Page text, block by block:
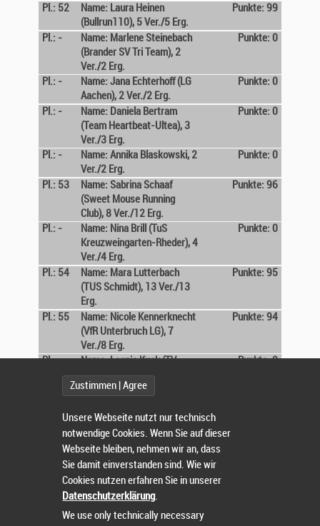
Pl.: 52
Name: Laura Heinen
(Bullrun110), 5 Ver./5 Erg.
Punkte: 99
Pl.: -
Name: Marlene Steinebach
(Brander SV Tri Team), 2
Ver./2 Erg.
Punkte: 0
Pl.: -
Name: Jana Echterhoff (LG
Aachen), 2 Ver./2 Erg.
Punkte: 0
Pl.: -
Name: Daniela Bertram
(Team Heartbeat-Ultea), 3
Ver./3 Erg.
Punkte: 0
Pl.: -
Name: Annika Blaskowski, 2
Ver./2 Erg.
Punkte: 0
Pl.: 53
Name: Sabrina Schaaf
(Sweet Mouse Running
Club), 8 Ver./12 Erg.
Punkte: 96
Pl.: -
Name: Nina Brill (TuS
Kreuzweingarten-Rheder), 4
Ver./4 Erg.
Punkte: 0
Pl.: 54
Name: Mara Lutterbach
(TUS Schmidt), 13 Ver./13
Erg.
Punkte: 95
Pl.: 55
Name: Nicole Kennerknecht
(VfR Unterbruch LG), 7
Ver./8 Erg.
Punkte: 94
Pl.: -
Name: Leonie Kuck (TV
Mützenich), 3 Ver./3 Erg.
Punkte: 0
Name: Susan Stead (LG
GoHardOrGoHomeCGN |
Erdinger Active Team), 2
Ver./2 Erg.
Name: Penelope MUIJRERS,
2 Ver./2 Erg.
Name: Judith Beeser, 2
Name: Nadine Völl (TVK), 3
Zustimmen | Agree
Unsere Webseite nutzt nur technisch
notwendige Cookies. Wenn Sie auf dieser
Webseite bleiben, nehmen wir an, dass
Sie damit einverstanden sind. Wie wir
Cookies nutzen erfahren Sie in unserer
Datenschutzerklärung.
We use only technically necessary